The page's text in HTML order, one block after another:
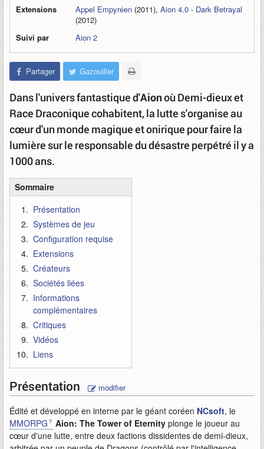
Extensions Appel Empyréen (2011), Aion 4.0 - Dark Betrayal
(2012)
Suivi par
Aion 2
Partager Gazouiller
Dans l'univers fantastique d'Aionoù Demi-dieux et
Race Draconique cohabitent, la lutte s'organise au
cœur d'un monde magique et onirique pour faire la
lumière sur le responsable du désastre perpétré il y a
1000 ans.
Sommaire
Présentation
Systèmes de jeu
Configuration requise
Extensions
Créateurs
Sociétés liées
Informations
complémentaires
Critiques
Vidéos
Liens
Présentation modifier
Édité et développé en interne par le géant coréen NCsoft, le
MMORPG
Aion: The Tower of Eternity plonge le joueur au
cœur d'une lutte, entre deux factions dissidentes de demi-dieux,